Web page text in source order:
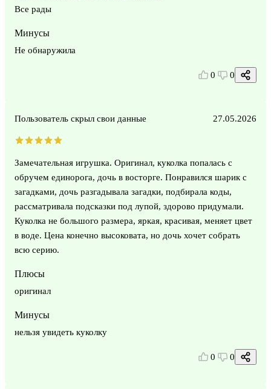
Все рады
Минусы
Не обнаружила
0 0
Пользователь скрыл свои данные 27.05.2026
Замечательная игрушка. Оригинал, куколка попалась с
обручем единорога, дочь в восторге. Понравился шарик с
загадками, дочь разгадывала загадки, подбирала коды,
рассматривала подсказки под лупой, здорово придумали.
Куколка не большого размера, яркая, красивая, меняет цвет
в воде. Цена конечно высоковата, но дочь хочет собрать
всю серию.
Плюсы
оригинал
Минусы
нельзя увидеть куколку
0 0